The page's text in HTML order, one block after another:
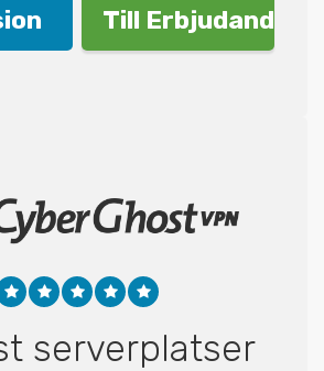
Till Erbjudande!
serverplatser